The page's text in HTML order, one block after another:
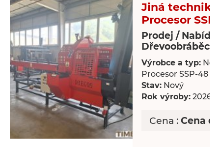
Jiná technika
Procesor
Prodej /
Dřevoobráběcí
Výrobce a typ:
Procesor SSP-48
Stav: Nový
Rok výroby: 2026
Cena : Cena